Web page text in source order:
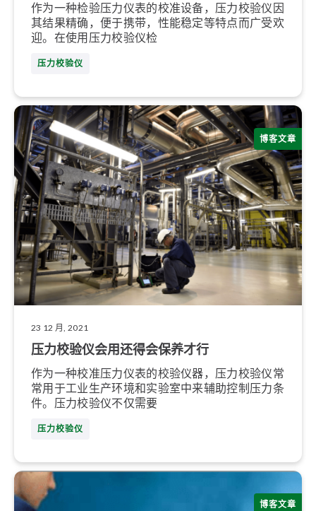
作为一种检验压力仪表的校准设备，压力校验仪因
其结果精确，便于携带，性能稳定等特点而广受欢
迎。在使用压力校验仪检
压力校验仪
博客文章
23 12 月, 2021
压力校验仪会用还得会保养才行
作为一种校准压力仪表的校验仪器，压力校验仪常
常用于工业生产环境和实验室中来辅助控制压力条
件。压力校验仪不仅需要
压力校验仪
博客文章